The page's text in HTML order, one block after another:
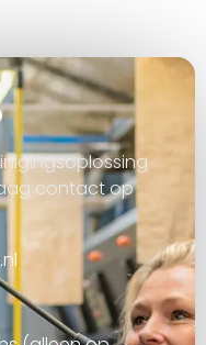
contact op